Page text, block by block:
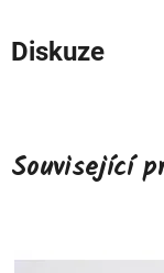
Diskuze
Související